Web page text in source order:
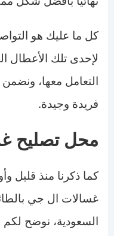
كل ما عليك هو
لإحدى تلك الأعطال
التعامل معها،
فريدة وجيدة.
محل تصليح
كما ذكرنا منذ قليل
غسالات ال جي
السعودية، نوضح